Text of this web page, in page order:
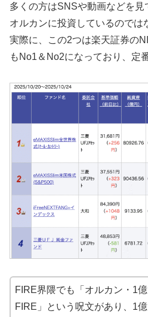
多くの方はSNSや動画などを
オルカンに投資しているのでは
実際に、この2つは楽天証券の
もNo1＆No2になっており、定
FIRE界隈でも「オルカン・1億
FIRE」という呪文があり、1